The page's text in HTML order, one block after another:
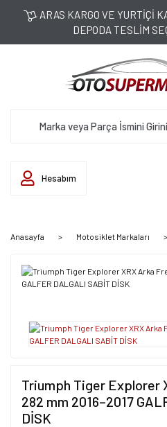
ARAS KARGO VE YURTİÇİ
DEPODA TESLİM
Hesabım
Anasayfa Motosiklet Markaları
Triumph Tiger Explorer
282 mm 2016–2017
DİSK